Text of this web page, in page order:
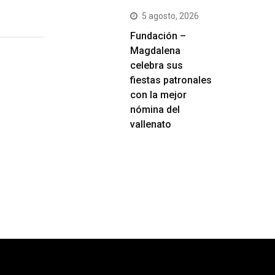
5 agosto, 2026
Fundación –
Magdalena
celebra sus
fiestas patronales
con la mejor
nómina del
vallenato